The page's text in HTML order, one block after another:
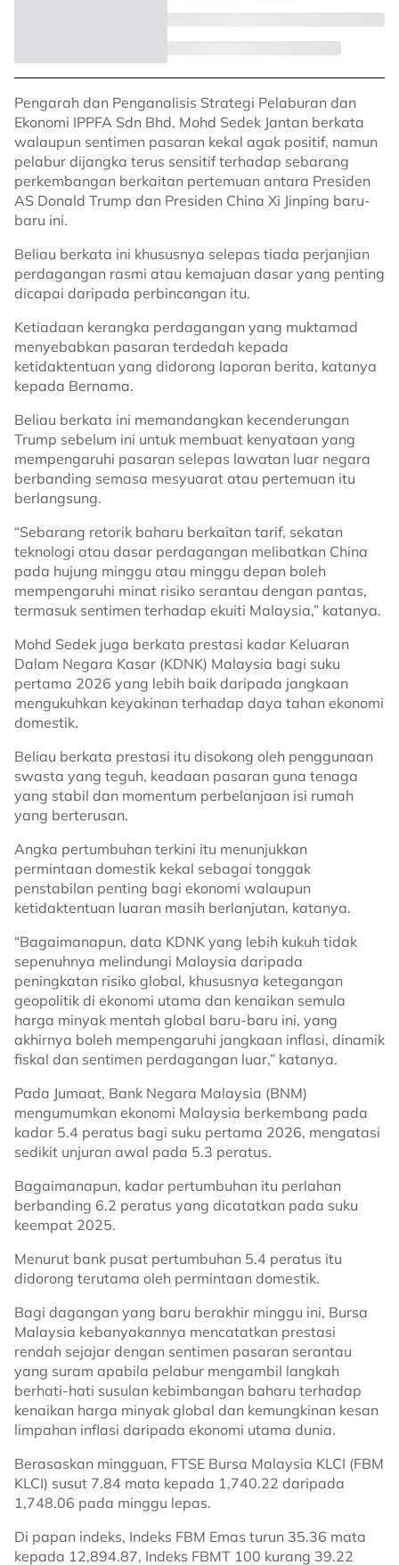
Pengarah dan Penganalisis Strategi Pelaburan dan
Ekonomi IPPFA Sdn Bhd, Mohd Sedek Jantan berkata
walaupun sentimen pasaran kekal agak positif, namun
pelabur dijangka terus sensitif terhadap sebarang
perkembangan berkaitan pertemuan antara Presiden
AS Donald Trump dan Presiden China Xi Jinping baru-
baru ini.
Beliau berkata ini khususnya selepas tiada perjanjian
perdagangan rasmi atau kemajuan dasar yang penting
dicapai daripada perbincangan itu.
Ketiadaan kerangka perdagangan yang muktamad
menyebabkan pasaran terdedah kepada
ketidaktentuan yang didorong laporan berita, katanya
kepada Bernama.
Beliau berkata ini memandangkan kecenderungan
Trump sebelum ini untuk membuat kenyataan yang
mempengaruhi pasaran selepas lawatan luar negara
berbanding semasa mesyuarat atau pertemuan itu
berlangsung.
“Sebarang retorik baharu berkaitan tarif, sekatan
teknologi atau dasar perdagangan melibatkan China
pada hujung minggu atau minggu depan boleh
mempengaruhi minat risiko serantau dengan pantas,
termasuk sentimen terhadap ekuiti Malaysia,” katanya.
Mohd Sedek juga berkata prestasi kadar Keluaran
Dalam Negara Kasar (KDNK) Malaysia bagi suku
pertama 2026 yang lebih baik daripada jangkaan
mengukuhkan keyakinan terhadap daya tahan ekonomi
domestik.
Beliau berkata prestasi itu disokong oleh penggunaan
swasta yang teguh, keadaan pasaran guna tenaga
yang stabil dan momentum perbelanjaan isi rumah
yang berterusan.
Angka pertumbuhan terkini itu menunjukkan
permintaan domestik kekal sebagai tonggak
penstabilan penting bagi ekonomi walaupun
ketidaktentuan luaran masih berlanjutan, katanya.
“Bagaimanapun, data KDNK yang lebih kukuh tidak
sepenuhnya melindungi Malaysia daripada
peningkatan risiko global, khususnya ketegangan
geopolitik di ekonomi utama dan kenaikan semula
harga minyak mentah global baru-baru ini, yang
akhirnya boleh mempengaruhi jangkaan inflasi, dinamik
fiskal dan sentimen perdagangan luar,” katanya.
Pada Jumaat, Bank Negara Malaysia (BNM)
mengumumkan ekonomi Malaysia berkembang pada
kadar 5.4 peratus bagi suku pertama 2026, mengatasi
sedikit unjuran awal pada 5.3 peratus.
Bagaimanapun, kadar pertumbuhan itu perlahan
berbanding 6.2 peratus yang dicatatkan pada suku
keempat 2025.
Menurut bank pusat pertumbuhan 5.4 peratus itu
didorong terutama oleh permintaan domestik.
Bagi dagangan yang baru berakhir minggu ini, Bursa
Malaysia kebanyakannya mencatatkan prestasi
rendah sejajar dengan sentimen pasaran serantau
yang suram apabila pelabur mengambil langkah
berhati-hati susulan kebimbangan baharu terhadap
kenaikan harga minyak global dan kemungkinan kesan
limpahan inflasi daripada ekonomi utama dunia.
Berasaskan mingguan, FTSE Bursa Malaysia KLCI (FBM
KLCI) susut 7.84 mata kepada 1,740.22 daripada
1,748.06 pada minggu lepas.
Di papan indeks, Indeks FBM Emas turun 35.36 mata
kepada 12,894.87, Indeks FBMT 100 kurang 39.22